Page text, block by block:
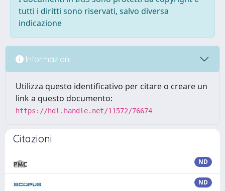
tutti i diritti sono riservati, salvo diversa
indicazione
Informazioni
Utilizza questo identificativo per citare o creare un
link a questo documento:
https://hdl.handle.net/11572/76674
Citazioni
ND
ND